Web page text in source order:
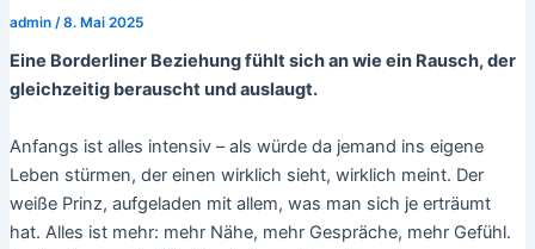
admin /8. Mai 2025
Eine Borderliner Beziehung fühlt sich an wie ein Rausch, der
gleichzeitig berauscht und auslaugt.
Anfangs ist alles intensiv – als würde da jemand ins eigene
Leben stürmen, der einen wirklich sieht, wirklich meint. Der
weiße Prinz, aufgeladen mit allem, was man sich je erträumt
hat. Alles ist mehr: mehr Nähe, mehr Gespräche, mehr Gefühl.